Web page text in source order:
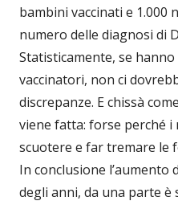
bambini vaccinati e 1.000
numero delle diagnosi di
Statisticamente, se
vaccinatori, non ci
discrepanze. E chissà
viene fatta: forse perché
scuotere e far tremare le
In conclusione
degli anni, da una parte